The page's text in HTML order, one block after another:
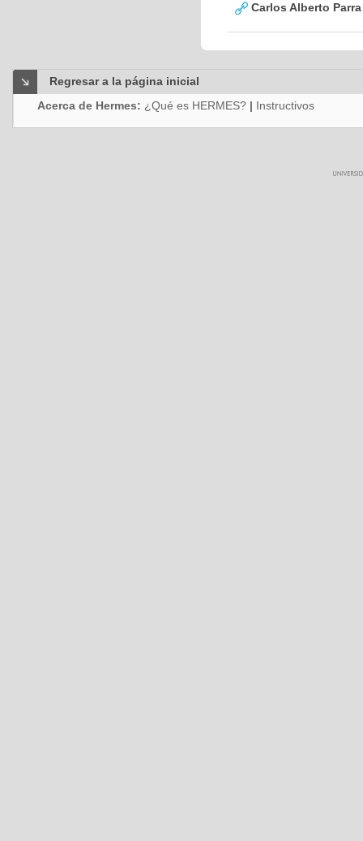
Carlos Alberto
Regresar a la página inicial
Acerca de Hermes: ¿Qué es HERMES? | Instructivos